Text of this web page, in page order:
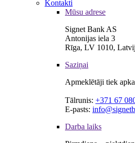
Kontakti
Mūsu adrese
Signet Bank AS
Antonijas iela 3
Rīga, LV 1010,
Saziņai
Apmeklētāji tiek
Tālrunis: +371 67
E-pasts:
Darba laiks